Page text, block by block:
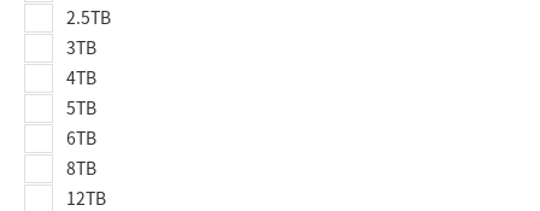
2.5TB
3TB
4TB
5TB
6TB
8TB
12TB